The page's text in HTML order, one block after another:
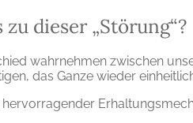
dieser „Störung“?
wahrnehmen zwischen
das Ganze wieder